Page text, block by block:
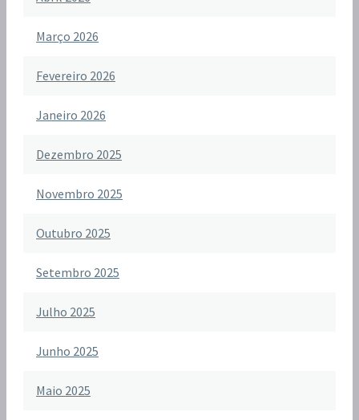
Março 2026
Fevereiro 2026
Janeiro 2026
Dezembro 2025
Novembro 2025
Outubro 2025
Setembro 2025
Julho 2025
Junho 2025
Maio 2025